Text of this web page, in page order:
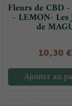
Fleurs de CBD
- LEMON- Les
de
10,30 €
Ajouter au